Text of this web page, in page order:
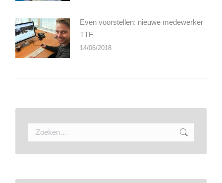
Even voorstellen: nieuwe medewerker
TTF
14/06/2018
Zoeken: